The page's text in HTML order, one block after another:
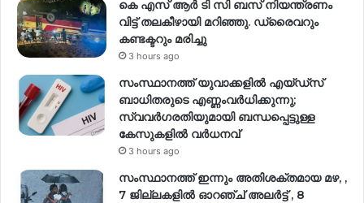
കെ എസ് ആർ ടി സി ബസ് നിയന്ത്രണം
വിട്ട് തലകീഴായി മറിഞ്ഞു. ഡ്രൈവറും
കണ്ടക്ടറും മരിച്ചു
3 hours ago
സംസ്ഥാനത്ത് യുവാക്കളിൽ എയ്ഡ്സ്
ബാധിതരുടെ എണ്ണംവർധിക്കുന്നു;
സ്വവർഗരതിയുമായി ബന്ധപ്പെട്ടുള്ള
കേസുകളിൽ വര്‍ധനവ്
3 hours ago
സംസ്ഥാനത്ത് ഇന്നും അതിശക്തമായ മഴ, ,
7 ജില്ലകളിൽ ഓറഞ്ച് അലർട്ട് , 8